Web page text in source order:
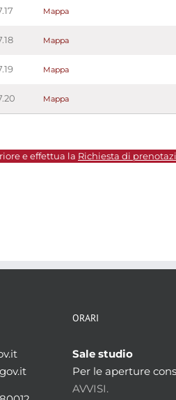
Mappa
Mappa
Mappa
Mappa
e effettua la Richiesta di
ORARI
Sale studio
Per le aperture
AVVISI.